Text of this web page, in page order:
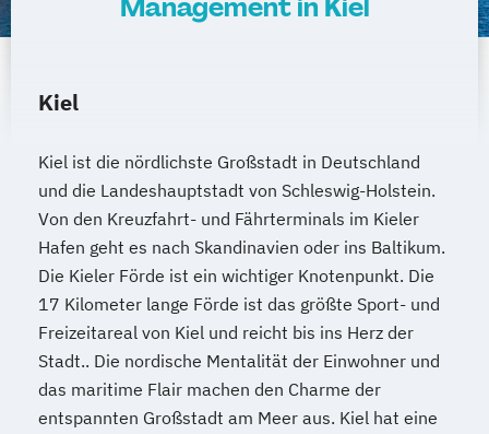
Management in Kiel
Kiel
Kiel ist die nördlichste Großstadt in Deutschland
und die Landeshauptstadt von Schleswig-Holstein.
Von den Kreuzfahrt- und Fährterminals im Kieler
Hafen geht es nach Skandinavien oder ins Baltikum.
Die Kieler Förde ist ein wichtiger Knotenpunkt. Die
17 Kilometer lange Förde ist das größte Sport- und
Freizeitareal von Kiel und reicht bis ins Herz der
Stadt.. Die nordische Mentalität der Einwohner und
das maritime Flair machen den Charme der
entspannten Großstadt am Meer aus. Kiel hat eine